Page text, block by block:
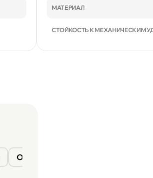
МАТЕРИАЛ
СТОЙКОСТЬ К МЕХАНИЧЕСКИМ
Окница